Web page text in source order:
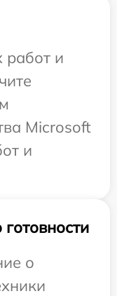
работ и
Microsoft
и
о